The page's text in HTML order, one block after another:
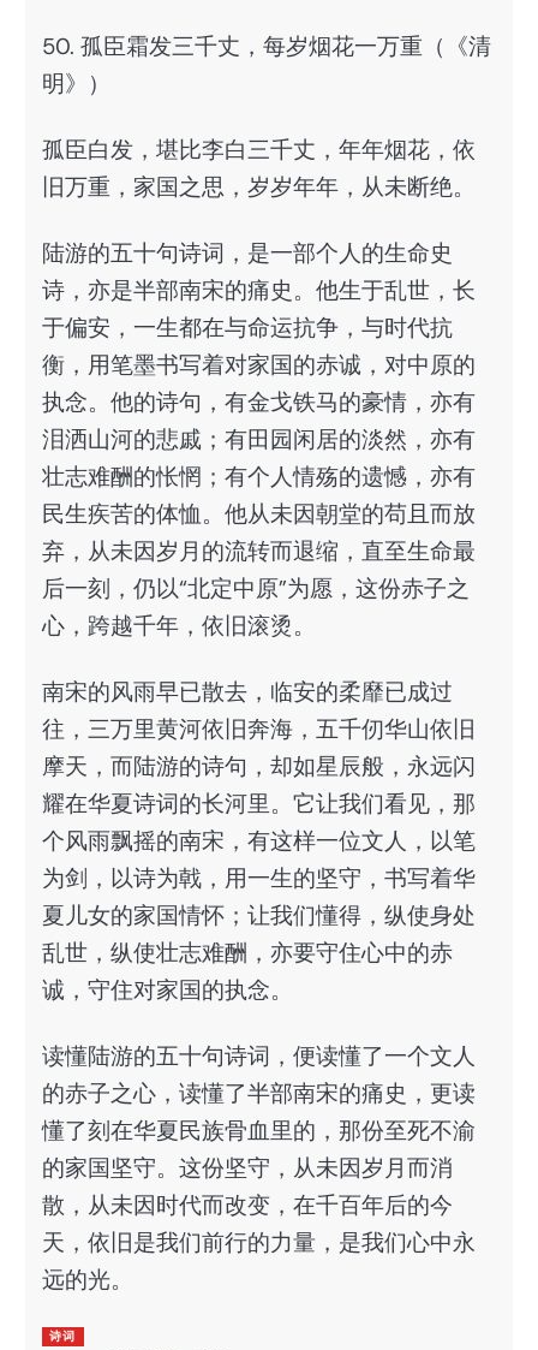
50. 孤臣霜发三千丈，每岁烟花一万重（《清
明》）
孤臣白发，堪比李白三千丈，年年烟花，依
旧万重，家国之思，岁岁年年，从未断绝。
陆游的五十句诗词，是一部个人的生命史
诗，亦是半部南宋的痛史。他生于乱世，长
于偏安，一生都在与命运抗争，与时代抗
衡，用笔墨书写着对家国的赤诚，对中原的
执念。他的诗句，有金戈铁马的豪情，亦有
泪洒山河的悲戚；有田园闲居的淡然，亦有
壮志难酬的怅惘；有个人情殇的遗憾，亦有
民生疾苦的体恤。他从未因朝堂的苟且而放
弃，从未因岁月的流转而退缩，直至生命最
后一刻，仍以“北定中原”为愿，这份赤子之
心，跨越千年，依旧滚烫。
南宋的风雨早已散去，临安的柔靡已成过
往，三万里黄河依旧奔海，五千仞华山依旧
摩天，而陆游的诗句，却如星辰般，永远闪
耀在华夏诗词的长河里。它让我们看见，那
个风雨飘摇的南宋，有这样一位文人，以笔
为剑，以诗为戟，用一生的坚守，书写着华
夏儿女的家国情怀；让我们懂得，纵使身处
乱世，纵使壮志难酬，亦要守住心中的赤
诚，守住对家国的执念。
读懂陆游的五十句诗词，便读懂了一个文人
的赤子之心，读懂了半部南宋的痛史，更读
懂了刻在华夏民族骨血里的，那份至死不渝
的家国坚守。这份坚守，从未因岁月而消
散，从未因时代而改变，在千百年后的今
天，依旧是我们前行的力量，是我们心中永
远的光。
诗词